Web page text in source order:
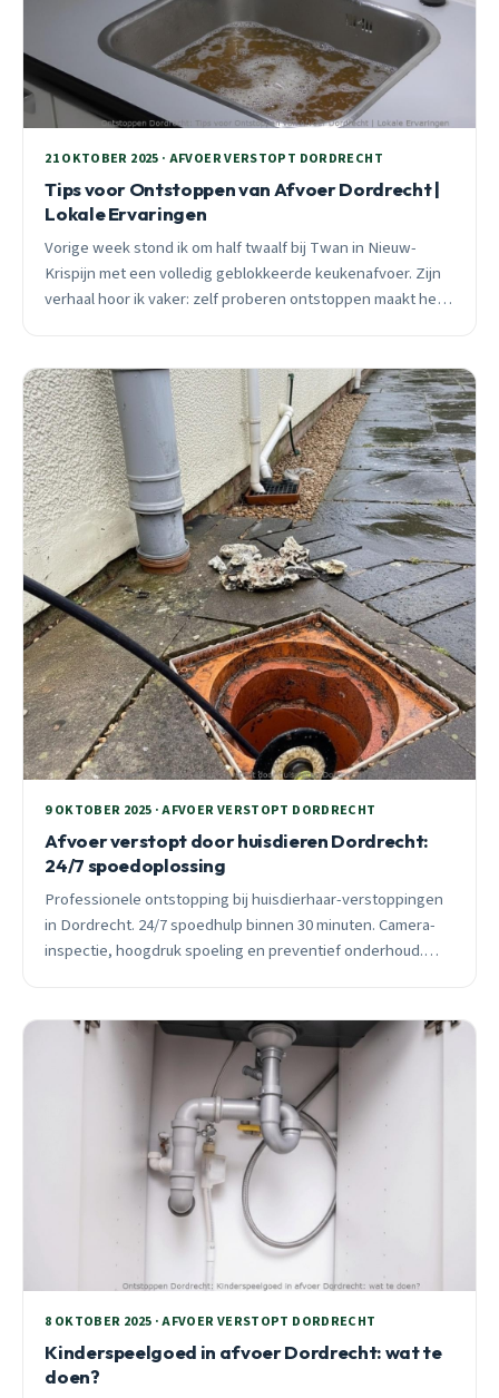
21 OKTOBER 2025 · AFVOER VERSTOPT DORDRECHT
Tips voor Ontstoppen van Afvoer Dordrecht |
Lokale Ervaringen
Vorige week stond ik om half twaalf bij Twan in Nieuw-
Krispijn met een volledig geblokkeerde keukenafvoer. Zijn
verhaal hoor ik vaker: zelf proberen ontstoppen maakt het
9 OKTOBER 2025 · AFVOER VERSTOPT DORDRECHT
Afvoer verstopt door huisdieren Dordrecht:
24/7 spoedoplossing
Professionele ontstopping bij huisdierhaar-verstoppingen
in Dordrecht. 24/7 spoedhulp binnen 30 minuten. Camera-
inspectie, hoogdruk spoeling en preventief onderhoud.
8 OKTOBER 2025 · AFVOER VERSTOPT DORDRECHT
Kinderspeelgoed in afvoer Dordrecht: wat te
doen?